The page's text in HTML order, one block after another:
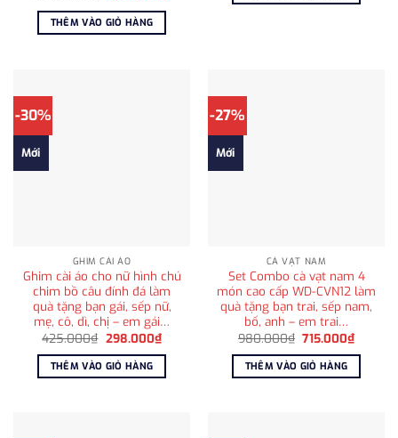
là:
1.650.000₫.
hiện
THÊM VÀO GIỎ HÀNG
-30%
Mới
GHIM CÀI ÁO
Ghim cài áo cho nữ hình chú
chim bồ câu đính đá làm
quà tặng bạn gái, sếp nữ,
mẹ, cô, dì, chị – em gái…
425.000₫ Giá
là:
425.000₫.
298.000₫Giá
hiện
tại
298.000₫.
THÊM VÀO GIỎ HÀNG
-27%
Mới
CÀ VẠT NAM
Set Combo cà vạt nam 4
món cao cấp WD-CVN12 làm
quà tặng bạn trai, sếp nam,
bố, anh – em trai…
980.000₫ Giá
là:
980.000₫.
715.000₫Giá
hiện
tại
THÊM VÀO GIỎ HÀNG